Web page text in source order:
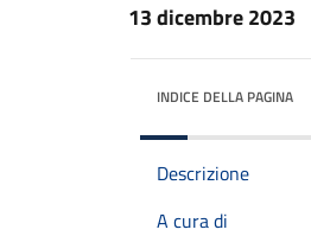
13 dicembre 2023
INDICE DELLA PAGINA
Descrizione
A cura di